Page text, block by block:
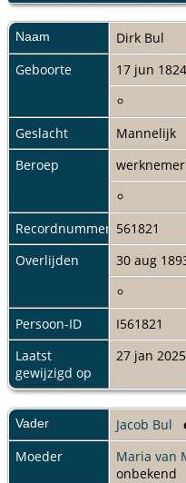
Naam Dirk Bul
Geboorte
17 jun 1824
Geslacht
Mannelijk
Beroep
werknemer
Recordnummer 561821
Overlijden
30 aug
Persoon-ID I561821
Laatst
gewijzigd op
27 jan 2025
Vader Jacob Bul
Moeder
Maria van
onbekend